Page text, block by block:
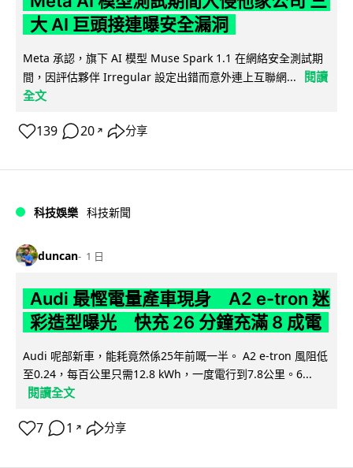
大 AI 巨頭接連曝安全漏洞
Meta 承認，旗下 AI 模型 Muse Spark 1.1 在網絡安全測試期
間，因評估夥伴 Irregular 設定出錯而意外連上互聯網...
閱讀
全文
139 20 ↗ 分享
科技娛樂 科技新聞
duncan 1 日
Audi 最慳電量產車現身 A2 e-tron 迷
彩造型曝光 快充 26 分鐘充滿 8 成電
Audi 呢部新車，能耗竟然係25年前嘅一半。 A2 e-tron 風阻低
至0.24，每百公里只需12.8 kWh，一度電行到7.8公里。6...
閱讀全文
7 1 ↗ 分享